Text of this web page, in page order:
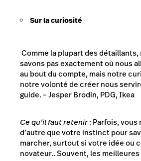
Sur la curiosité
Comme la plupart des détaillants,
savons pas exactement où nous
au bout du compte, mais notre
notre volonté de créer nous
guide.– Jesper Brodin, PDG, Ikea
Ce qu’il faut retenir: Parfois, vous
d’autre que votre instinct pour
marcher, surtout si votre idée ou
novateur.. Souvent, les